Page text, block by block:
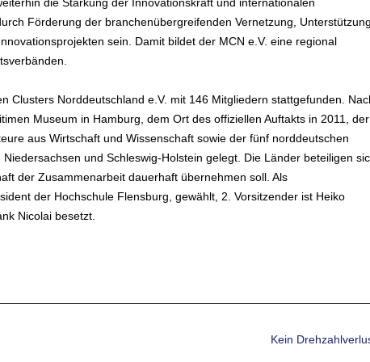
Förderung der branchenübergreifenden Vernetzung, Unterstützung
sein. Damit bildet der MCN e.V. eine regional
Clusters Norddeutschland e.V. mit 146 Mitgliedern stattgefunden.
Museum in Hamburg, dem Ort des offiziellen Auftakts in 2011, der
aus Wirtschaft und Wissenschaft sowie der fünf norddeutschen
und Schleswig-Holstein gelegt. Die Länder beteiligen
der Zusammenarbeit dauerhaft übernehmen soll. Als
der Hochschule Flensburg, gewählt, 2. Vorsitzender ist Heiko
Nicolai besetzt.
Kein